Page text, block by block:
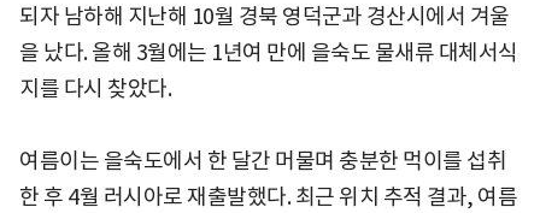
되자 남하해 지난해 10월 경북 영덕군과 경산시에서 겨울
을 났다. 올해 3월에는 1년여 만에 을숙도 물새류 대체서식
지를 다시 찾았다.
여름이는 을숙도에서 한 달간 머물며 충분한 먹이를 섭취
한 후 4월 러시아로 재출발했다. 최근 위치 추적 결과, 여름